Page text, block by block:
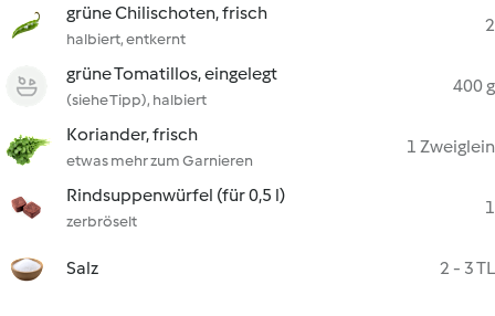
grüne Chilischoten, frisch
halbiert, entkernt
2
grüne Tomatillos, eingelegt
(siehe Tipp), halbiert
400 g
Koriander, frisch
etwas mehr zum Garnieren
1 Zweiglein
Rindsuppenwürfel (für 0,5 l)
zerbröselt
1
Salz 2 - 3 TL